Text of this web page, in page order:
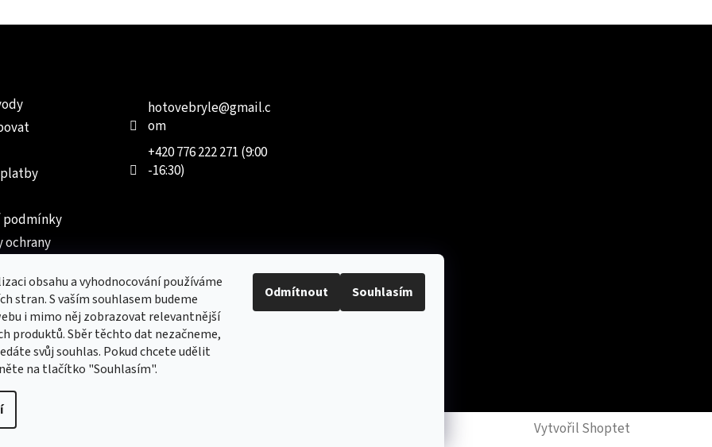
obsahu a vyhodnocování používáme
stran. S vaším souhlasem budeme
i mimo něj zobrazovat relevantnější
produktů. Sběr těchto dat nezačneme,
svůj souhlas. Pokud chcete udělit
na tlačítko "Souhlasím".
Odmítnout Souhlasím
podmínky
ochrany
hotovebryle@gmail.c
om
+420 776 222 271 (9:00
-16:30)
obchod s batohy, cestovními zavazadly, tašky a peněženky
Vytvořil Shoptet